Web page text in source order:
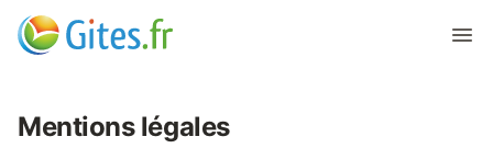
Mentions légales